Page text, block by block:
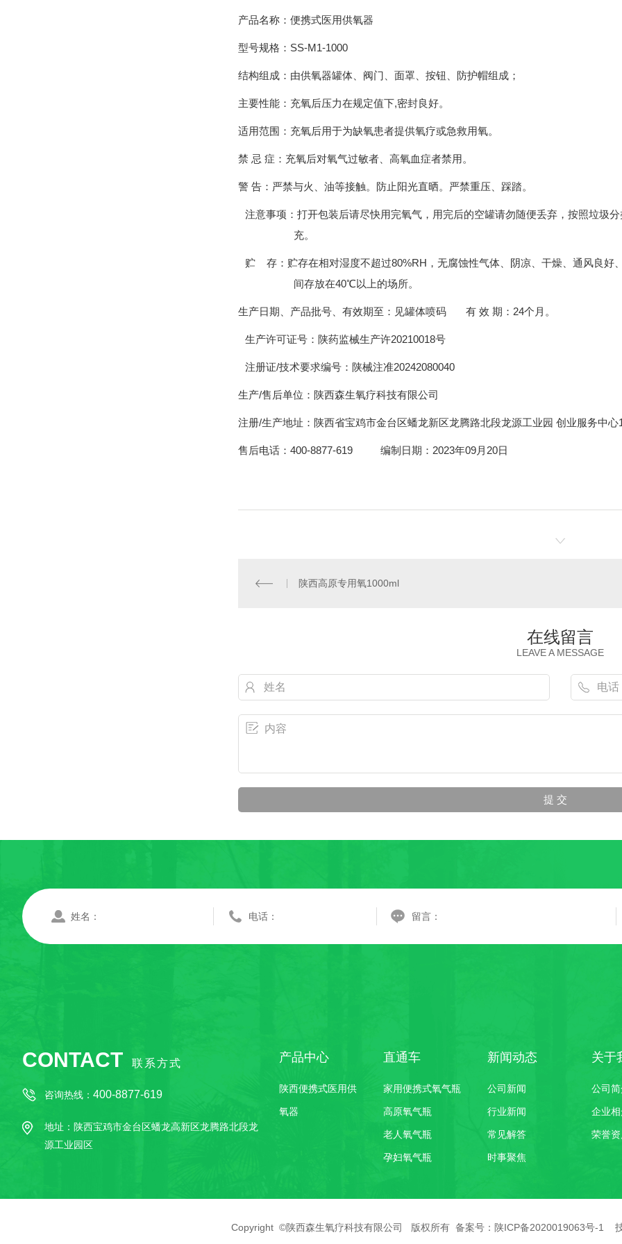
产品名称：便携式医用供氧器
型号规格： SS-M1-1000
结构组成：由供氧器罐体、阀门、面罩、按钮、防护帽组成；
主要性能：充氧后压力在规定值下,密封良好。
适用范围：充氧后用于为缺氧患者提供氧疗或急救用氧。
禁 忌 症： 充氧后对氧气过敏者、高氧血症者禁用。
警 告：严禁与火、油等接触。防止阳光直晒。严禁重压、踩踏。
注意事项：打开包装后请尽快用完氧气，用完后的空罐请勿随便丢弃，按照垃圾
充。
贮 存：贮存在相对湿度不超过80%RH，无腐蚀性气体、阴凉、干燥、通风良好
间存放在40℃以上的场所。
生产日期、产品批号、有效期至：见罐体喷码 有 效 期： 24个月。
生产许可证号：陕药监械生产许20210018号
注册证/技术要求编号：陕械注准20242080040
生产/售后单位：陕西森生氧疗科技有限公司
注册/生产地址： 陕西省宝鸡市金台区蟠龙新区龙腾路北段龙源工业园 创业服务中心
售后电话： 400-8877-619 编制日期： 2023年09月20日
陕西高原专用氧1000ml
在线留言
LEAVE A MESSAGE
CONTACT 联系方式
咨询热线： 400-8877-619
地址：陕西宝鸡市金台区蟠龙高新区龙腾路北段龙
源工业园区
产品中心
陕西便携式医用供
氧器
直通车
家用便携式氧气瓶
高原氧气瓶
老人氧气瓶
孕妇氧气瓶
新闻动态
公司新闻
行业新闻
常见解答
时事聚焦
关于
公司
企业
荣誉
Copyright ©陕西森生氧疗科技有限公司 版权所有 备案号： 陕ICP备2020019063号-1 技